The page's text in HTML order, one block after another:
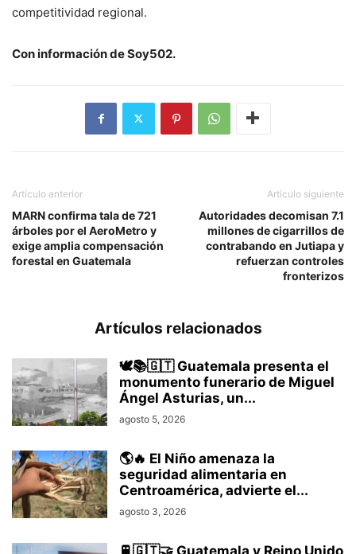
competitividad regional.
Con información de Soy502.
Artículo anterior
MARN confirma tala de 721
árboles por el AeroMetro y
exige amplia compensación
forestal en Guatemala
Artículo siguiente
Autoridades decomisan 7.1
millones de cigarrillos de
contrabando en Jutiapa y
refuerzan controles
fronterizos
Artículos relacionados
🕊️📚🇬🇹 Guatemala presenta el
monumento funerario de Miguel
Ángel Asturias, un...
agosto 5, 2026
🌎🔥 El Niño amenaza la
seguridad alimentaria en
Centroamérica, advierte el...
agosto 3, 2026
🚆🇬🇹🤝 Guatemala y Reino Unido